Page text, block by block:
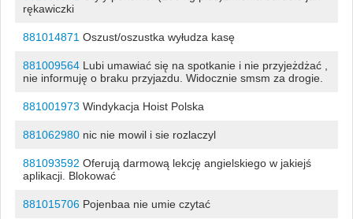
rękawiczki
881014871 Oszust/oszustka wyłudza kasę
881009564Lubi umawiać się na spotkanie i nie przyjeżdżać ,
nie informuję o braku przyjazdu. Widocznie smsm za drogie.
881001973 Windykacja Hoist Polska
881062980nic nie mowil i sie rozlaczyl
881093592 Oferują darmową lekcję angielskiego w jakiejś
aplikacji. Blokować
881015706Pojenbaa nie umie czytać